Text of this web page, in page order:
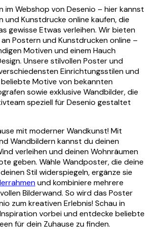
im Webshop von Desenio – hier kannst
und Kunstdrucke online kaufen, die
gewisse Etwas verleihen. Wir bieten
Postern und Kunstdrucken online –
Motiven und einem Hauch
Unsere stilvollen Poster und
Einrichtungsstilen und
beliebte Motive von bekannten
sowie exklusive Wandbilder, die
speziell für Desenio gestaltet
mit moderner Wandkunst! Mit
Wandbildern kannst du deinen
verleihen und deinen Wohnräumen
geben. Wähle Wandposter, die deine
Stil widerspiegeln, ergänze sie
und kombiniere mehrere
Bilderwand. So wird das Poster
zum kreativen Erlebnis! Schau in
vorbei und entdecke beliebte
für dein Zuhause zu finden.